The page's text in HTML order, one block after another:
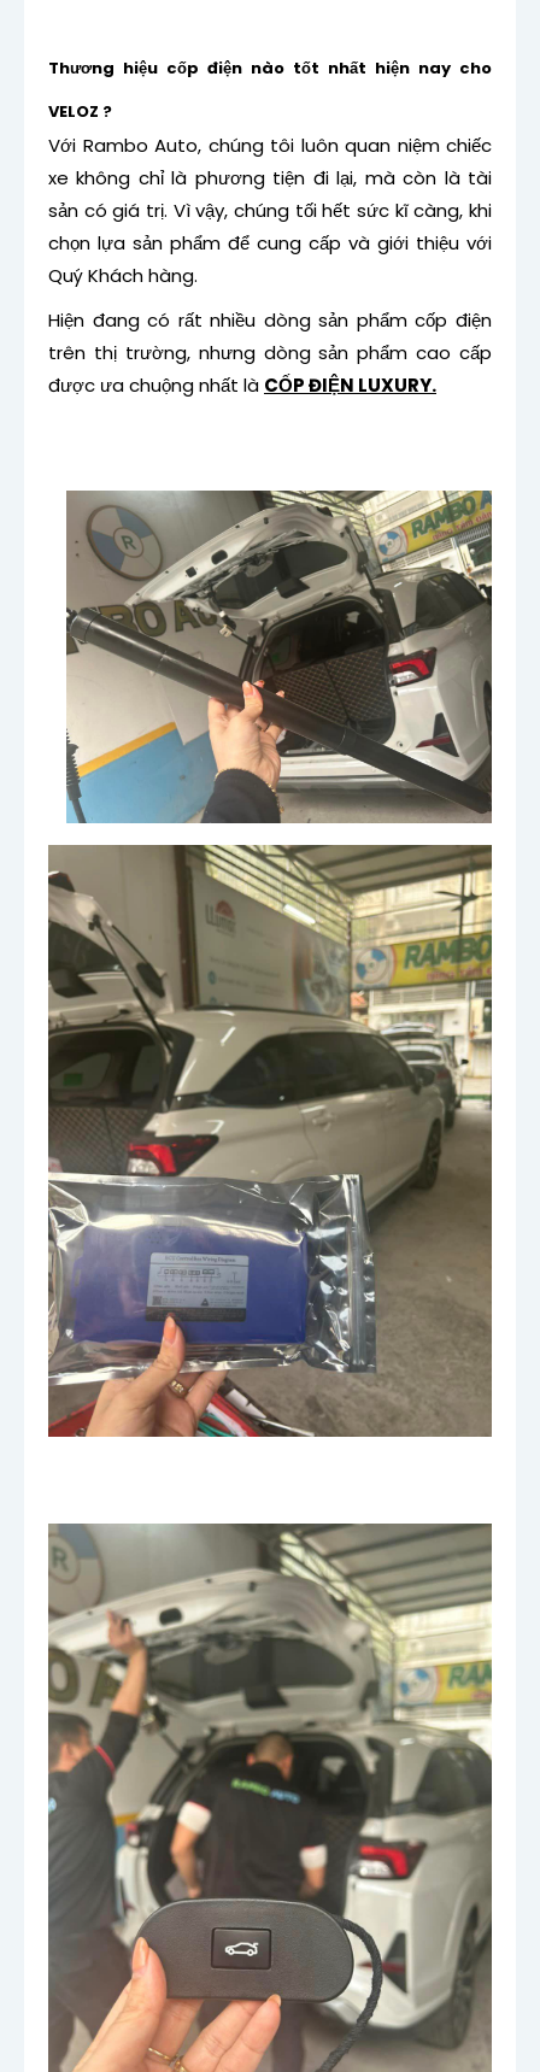
Thương hiệu cốp điện nào tốt nhất hiện nay cho
VELOZ ?
Với Rambo Auto, chúng tôi luôn quan niệm chiếc
xe không chỉ là phương tiện đi lại, mà còn là tài
sản có giá trị. Vì vậy, chúng tối hết sức kĩ càng, khi
chọn lựa sản phẩm để cung cấp và giới thiệu với
Quý Khách hàng.
Hiện đang có rất nhiều dòng sản phẩm cốp điện
trên thị trường, nhưng dòng sản phẩm cao cấp
được ưa chuộng nhất là CỐP ĐIỆN LUXURY.